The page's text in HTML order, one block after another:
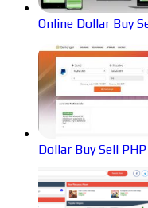
Online Dollar Buy
Dollar Buy Sell